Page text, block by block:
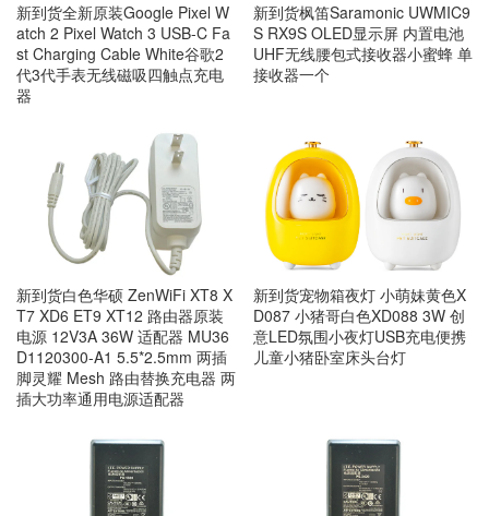
新到货全新原装Google Pixel W
atch 2 Pixel Watch 3 USB-C Fa
st Charging Cable White谷歌2
代3代手表无线磁吸四触点充电
器
新到货枫笛Saramonic UWMIC9
S RX9S OLED显示屏 内置电池
UHF无线腰包式接收器小蜜蜂 单
接收器一个
新到货白色华硕 ZenWiFi XT8 X
T7 XD6 ET9 XT12 路由器原装
电源 12V3A 36W 适配器 MU36
D1120300-A1 5.5*2.5mm 两插
脚灵耀 Mesh 路由替换充电器 两
插大功率通用电源适配器
新到货宠物箱夜灯 小萌妹黄色X
D087 小猪哥白色XD088 3W 创
意LED氛围小夜灯USB充电便携
儿童小猪卧室床头台灯